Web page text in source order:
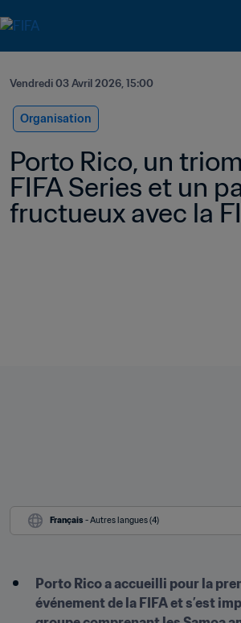
Vendredi 03 Avril 2026, 15:00
Organisation
Porto Rico, un
FIFA Series et un
fructueux avec la
Français - Autres langues (4)
Porto Rico a accueilli pour la
événement de la FIFA et s’est